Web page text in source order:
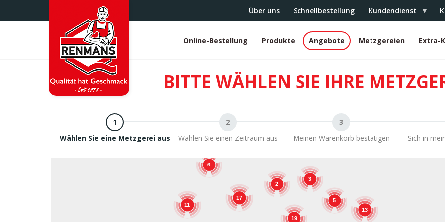
Über uns Schnellbestellung Kundendienst
White
Online-Bestellung Produkte Angebote Metzgereien Extra-
BITTE WÄHLEN SIE IHRE
Wählen Sie eine Metzgerei aus Wählen Sie einen Zeitraum aus Meinen Warenkorb bestätigen Sich in
19
17
13
3
6
11
5
2